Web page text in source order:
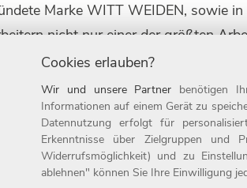
Marke WITT WEIDEN, sowie
nicht nur einer der größten
2020 wurde das
ist das Unternehmen mit Sitz in
gruppe.eu.
Cookies erlauben?
Wir und unsere Partner benötigen
Informationen auf einem Gerät zu
Datennutzung erfolgt für
Erkenntnisse über Zielgruppen und
Widerrufsmöglichkeit) und zu
ablehnen" können Sie Ihre Einwilligung